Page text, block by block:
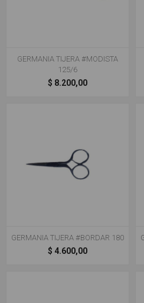
GERMANIA TIJERA #MODISTA
125/6
$ 8.200,00
GERMANIA TIJERA #BORDAR 180
$ 4.600,00